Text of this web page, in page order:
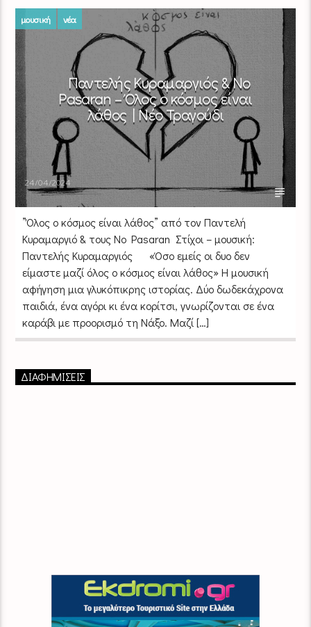
μουσική νέα
Παντελής Κυραμαργιός & No
Pasaran – Όλος ο κόσμος είναι
λάθος | Νέο Τραγούδι
24/04/2024
”Όλος ο κόσμος είναι λάθος” από τον Παντελή
Κυραμαργιό & τους No Pasaran Στίχοι – μουσική:
Παντελής Κυραμαργιός «Όσο εμείς οι δυο δεν
είμαστε μαζί όλος ο κόσμος είναι λάθος» Η μουσική
αφήγηση μια γλυκόπικρης ιστορίας. Δύο δωδεκάχρονα
παιδιά, ένα αγόρι κι ένα κορίτσι, γνωρίζονται σε ένα
καράβι με προορισμό τη Νάξο. Μαζί […]
ΔΙΑΦΗΜΙΣΕΙΣ